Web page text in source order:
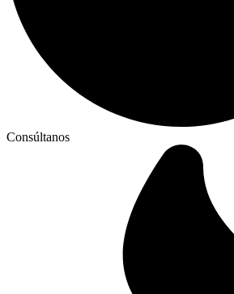
Consúltanos